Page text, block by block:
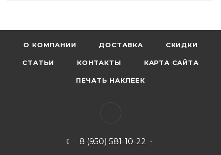
О КОМПАНИИ ДОСТАВКА СКИДКИ
СТАТЬИ КОНТАКТЫ КАРТА САЙТА
ПЕЧАТЬ НАКЛЕЕК
8 (950) 581-10-22